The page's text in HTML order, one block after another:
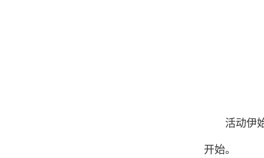
活动伊
开始。